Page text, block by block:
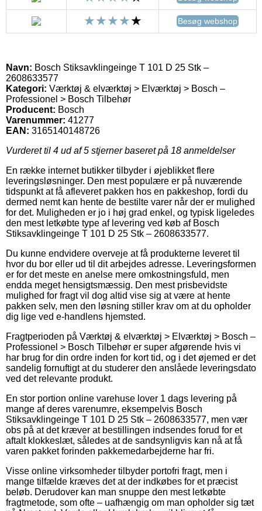
Besøg webshop
Navn: Bosch Stiksavklingeinge T 101 D 25 Stk –
2608633577
Kategori: Værktøj & elværktøj > Elværktøj > Bosch –
Professionel > Bosch Tilbehør
Producent: Bosch
Varenummer: 41277
EAN: 3165140148726
Vurderet til 4 ud af 5 stjerner baseret på 18 anmeldelser
En række internet butikker tilbyder i øjeblikket flere
leveringsløsninger. Den mest populære er på nuværende
tidspunkt at få afleveret pakken hos en pakkeshop, fordi du
dermed nemt kan hente de bestilte varer når der er mulighed
for det. Muligheden er jo i høj grad enkel, og typisk ligeledes
den mest letkøbte type af levering ved køb af Bosch
Stiksavklingeinge T 101 D 25 Stk – 2608633577.
Du kunne endvidere overveje at få produkterne leveret til
hvor du bor eller ud til dit arbejdes adresse. Leveringsformen
er for det meste en anelse mere omkostningsfuld, men
endda meget hensigtsmæssig. Den mest prisbevidste
mulighed for fragt vil dog altid vise sig at være at hente
pakken selv, men den løsning stiller krav om at du opholder
dig lige ved e-handlens hjemsted.
Fragtperioden på Værktøj & elværktøj > Elværktøj > Bosch –
Professionel > Bosch Tilbehør er super afgørende hvis vi
har brug for din ordre inden for kort tid, og i det øjemed er det
sandelig fornuftigt at du studerer den anslåede leveringsdato
ved det relevante produkt.
En stor portion online varehuse lover 1 dags levering på
mange af deres varenumre, eksempelvis Bosch
Stiksavklingeinge T 101 D 25 Stk – 2608633577, men vær
obs på at det kræver at bestillingen indsendes forud for et
aftalt klokkeslæt, således at de sandsynligvis kan nå at få
varen pakket forinden pakkemedarbejderne har fri.
Visse online virksomheder tilbyder portofri fragt, men i
mange tilfælde kræves det at der indkøbes for et præcist
beløb. Derudover kan man snuppe den mest letkøbte
fragtmetode, som ofte – uafhængig om man opholder sig tæt